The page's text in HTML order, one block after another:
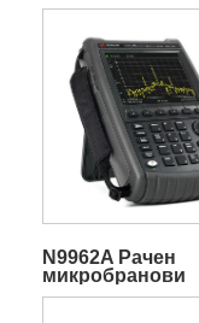
N9962A Рачен
микробранови
спектрумски